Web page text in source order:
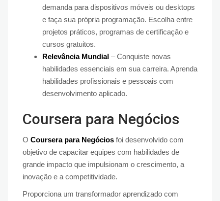
demanda para dispositivos móveis ou desktops
e faça sua própria programação. Escolha entre
projetos práticos, programas de certificação e
cursos gratuitos.
Relevância Mundial – Conquiste novas
habilidades essenciais em sua carreira. Aprenda
habilidades profissionais e pessoais com
desenvolvimento aplicado.
Coursera para Negócios
O Coursera para Negócios foi desenvolvido com
objetivo de capacitar equipes com habilidades de
grande impacto que impulsionam o crescimento, a
inovação e a competitividade.
Proporciona um transformador aprendizado com